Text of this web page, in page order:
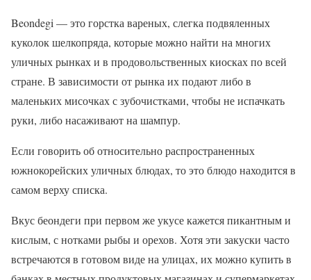
Beondegi — это горстка вареных, слегка подвяленных
куколок шелкопряда, которые можно найти на многих
уличных рынках и в продовольственных киосках по всей
стране. В зависимости от рынка их подают либо в
маленьких мисочках с зубочистками, чтобы не испачкать
руки, либо насаживают на шампур.
Если говорить об относительно распространенных
южнокорейских уличных блюдах, то это блюдо находится в
самом верху списка.
Вкус беондеги при первом же укусе кажется пикантным и
кислым, с нотками рыбы и орехов. Хотя эти закуски часто
встречаются в готовом виде на улицах, их можно купить в